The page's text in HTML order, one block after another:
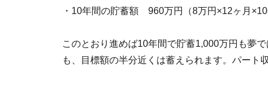
・10年間の貯蓄額 960万円（8万円×12ヶ月×10
このとおり進めば10年間で貯蓄1,000万円も夢
も、目標額の半分近くは蓄えられます。パート